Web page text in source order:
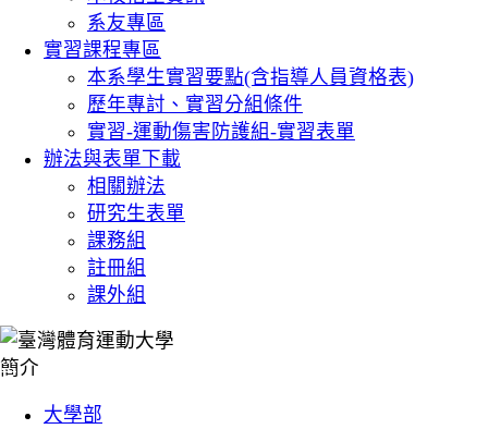
系友專區
實習課程專區
本系學生實習要點(含指導人員資格表)
歷年專討、實習分組條件
實習-運動傷害防護組-實習表單
辦法與表單下載
相關辦法
研究生表單
課務組
註冊組
課外組
:::
:::
簡介
大學部